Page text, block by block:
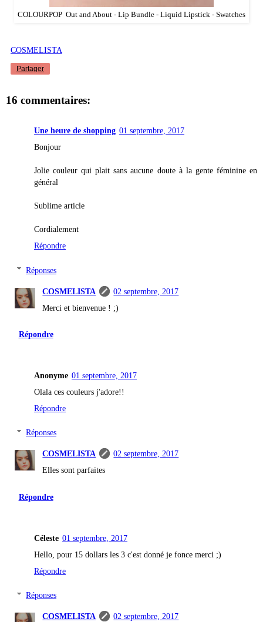
COLOURPOP Out and About - Lip Bundle - Liquid Lipstick - Swatches
COSMELISTA
Partager
16 commentaires:
Une heure de shopping 01 septembre, 2017
Bonjour
Jolie couleur qui plait sans aucune doute à la gente féminine en
général
Sublime article
Cordialement
Répondre
Réponses
COSMELISTA
02 septembre, 2017
Merci et bienvenue ! ;)
Répondre
Anonyme 01 septembre, 2017
Olala ces couleurs j'adore!!
Répondre
Réponses
COSMELISTA
02 septembre, 2017
Elles sont parfaites
Répondre
Céleste 01 septembre, 2017
Hello, pour 15 dollars les 3 c'est donné je fonce merci ;)
Répondre
Réponses
COSMELISTA
02 septembre, 2017